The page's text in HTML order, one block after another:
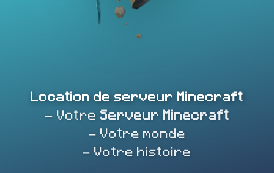
Location de serveur Minecraft
- Votre Serveur Minecraft
- Votre monde
- Votre histoire